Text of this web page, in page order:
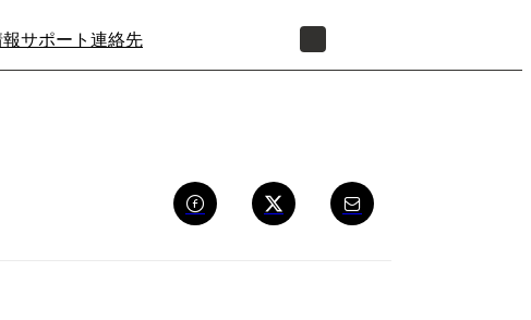
サポート 連絡先